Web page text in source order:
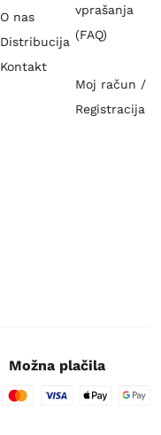
O nas
Distribucija
Kontakt
vprašanja
(FAQ)
Moj račun /
Registracija
Možna plačila